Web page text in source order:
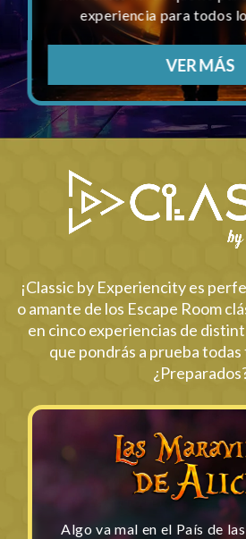
experiencia para todos
VER MÁS
¡Classic by Experiencity es
o amante de los Escape Room
en cinco experiencias de
que pondrás a prueba
Algo va mal en el País de